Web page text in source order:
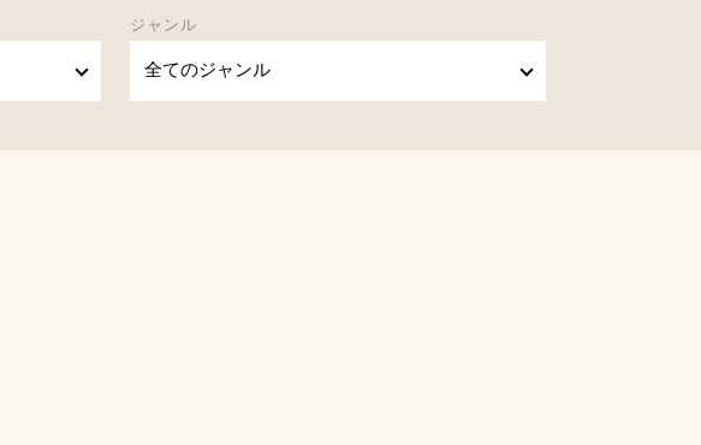
ジャンル
全てのジャンル